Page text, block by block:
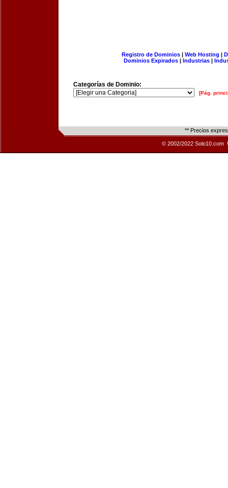
Registro de Dominios| Web Hosting |
Dominios Expirados | Industrias |
Categorías de Dominio:
[Pág.
** Precios
© 2002/2022 Solo10.com